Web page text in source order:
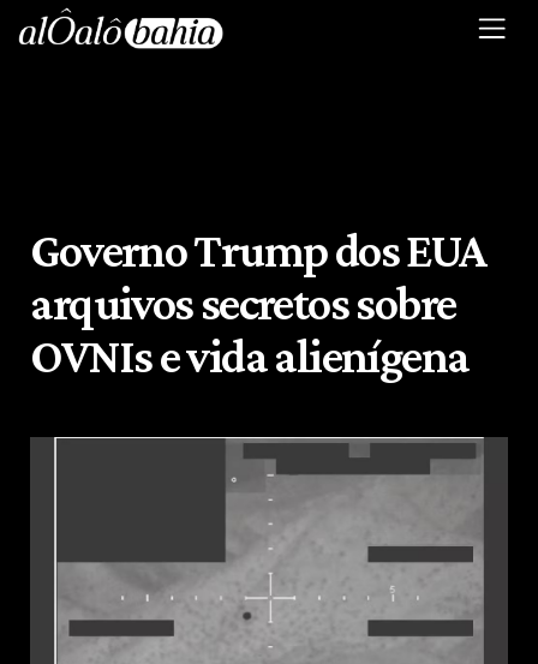
Governo Trump dos EUA
arquivos secretos sobre
OVNIs e vida alienígena